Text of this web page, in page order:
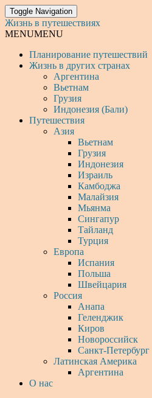
Toggle Navigation
Жизнь в путешествиях
MENUMENU
Планирование путешествий
Жизнь в других странах
Аргентина
Вьетнам
Грузия
Индонезия (Бали)
Путешествия
Азия
Вьетнам
Грузия
Индонезия
Израиль
Камбоджа
Малайзия
Мьянма
Сингапур
Тайланд
Турция
Европа
Испания
Польша
Швейцария
Россия
Анапа
Геленджик
Киров
Новороссийск
Санкт-Петербург
Латинская Америка
Аргентина
О нас